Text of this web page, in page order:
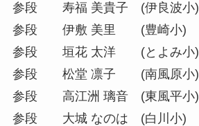
参段 寿福 美貴子 (伊良波小)
参段 伊敷 美里 (豊崎小)
参段 垣花 太洋 (とよみ小)
参段 松堂 凛子 (南風原小)
参段 高江洲 璃音 (東風平小)
参段 大城 なのは (白川小)